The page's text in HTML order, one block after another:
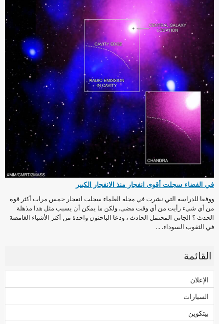
في الفضاء سجلت أقوى انفجار منذ الانفجار الكبير
ووفقا للدراسة التي نشرت في مجلة العلماء سجلت انفجار خمس مرات أكثر قوة
من أي شيء رأيت من أي وقت مضى. ولكن ما يمكن أن يسبب مثل هذا مذهلة
الحدث ؟ الجاني المحتمل الحادث ، ودعا الباحثون واحدة من أكثر الأشياء الغامضة
في الثقوب السوداء. ...
القائمة
الإعلان
السيارات
بيتكوين